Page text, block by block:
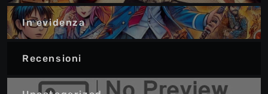
In evidenza
Recensioni